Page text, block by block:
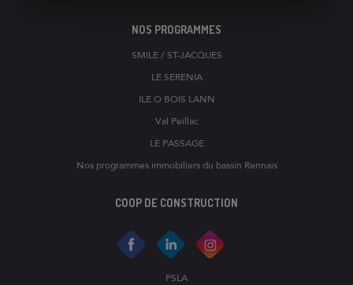
NOS PROGRAMMES
SMILE / ST-JACQUES
LE SERENIA
ILE O BOIS LANN
Val Peillac
LE PASSAGE
Nos programmes immobiliers du bassin Rennais
COOP DE CONSTRUCTION
PSLA